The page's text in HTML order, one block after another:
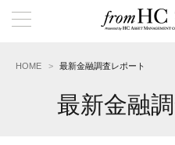
HOME 最新金融調査レポート
最新金融